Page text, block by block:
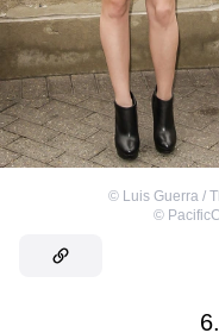
© Luis Guerra /
©